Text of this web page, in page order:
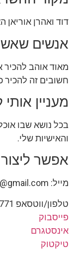
דוד ואהרן אוריאן
אנשים
מאוד אוהב להכיר
חשובים זה להכיר
מעניין
בכל נושא שבו
והאישיות שלי.
אפשר
מייל:
טלפון/ווטסאפ 050-377-9771⁩
פייסבוק
אינסטגרם
טיקטוק